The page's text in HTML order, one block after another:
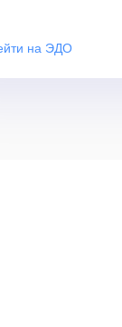
на ЭДО